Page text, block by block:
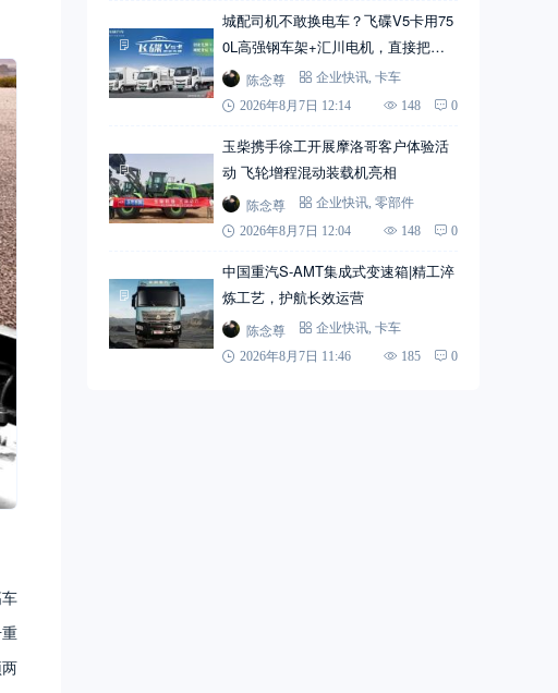
城配司机不敢换电车？飞碟V5卡用75
0L高强钢车架+汇川电机，直接把信
心拉满陈念尊 企业快讯 卡车
2026年8月7日 12:14
148 0
玉柴携手徐工开展摩洛哥客户体验活
动 飞轮增程混动装载机亮相
陈念尊 企业快讯 零部件
2026年8月7日 12:04
148 0
中国重汽S-AMT集成式变速箱|精工淬
炼工艺，护航长效运营
陈念尊 企业快讯 卡车
2026年8月7日 11:46
185 0